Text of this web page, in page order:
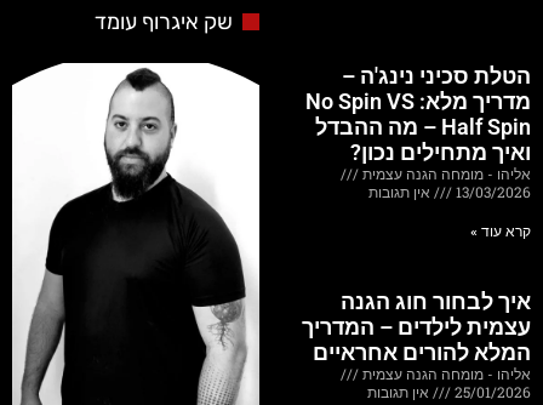
שק איגרוף עומד
הטלת סכיני נינג'ה –
מדריך מלא: No Spin VS
Half Spin – מה ההבדל
ואיך מתחילים נכון?
אליהו - מומחה הגנה עצמית
13/03/2026
אין תגובות
קרא עוד »
איך לבחור חוג הגנה
עצמית לילדים – המדריך
המלא להורים אחראיים
אליהו - מומחה הגנה עצמית
25/01/2026
אין תגובות